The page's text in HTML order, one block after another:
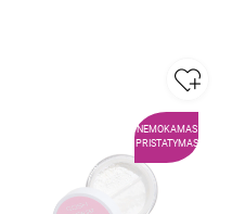
NEMOKAMAS
PRISTATYMAS